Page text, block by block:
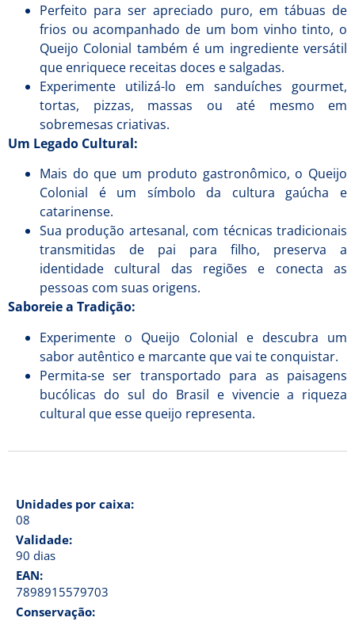
Perfeito para ser apreciado puro, em tábuas de
frios ou acompanhado de um bom vinho tinto, o
Queijo Colonial também é um ingrediente versátil
que enriquece receitas doces e salgadas.
Experimente utilizá-lo em sanduíches gourmet,
tortas, pizzas, massas ou até mesmo em
sobremesas criativas.
Um Legado Cultural:
Mais do que um produto gastronômico, o Queijo
Colonial é um símbolo da cultura gaúcha e
catarinense.
Sua produção artesanal, com técnicas tradicionais
transmitidas de pai para filho, preserva a
identidade cultural das regiões e conecta as
pessoas com suas origens.
Saboreie a Tradição:
Experimente o Queijo Colonial e descubra um
sabor autêntico e marcante que vai te conquistar.
Permita-se ser transportado para as paisagens
bucólicas do sul do Brasil e vivencie a riqueza
cultural que esse queijo representa.
Unidades por caixa:
08
Validade:
90 dias
EAN:
7898915579703
Conservação: